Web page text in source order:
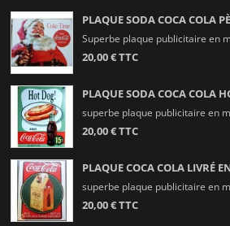
PLAQUE SODA COCA COLA
Superbe plaque publicitaire en
20,00 € TTC
PLAQUE SODA COCA COLA
superbe plaque publicitaire en
20,00 € TTC
PLAQUE COCA COLA LIVRÉ
superbe plaque publicitaire en
20,00 € TTC